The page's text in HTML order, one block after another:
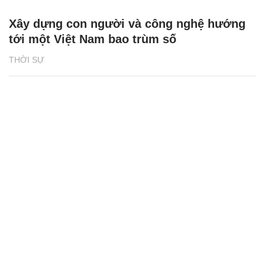
THỜI SỰ
Xây dựng con người và công nghệ hướng
tới một Việt Nam bao trùm số